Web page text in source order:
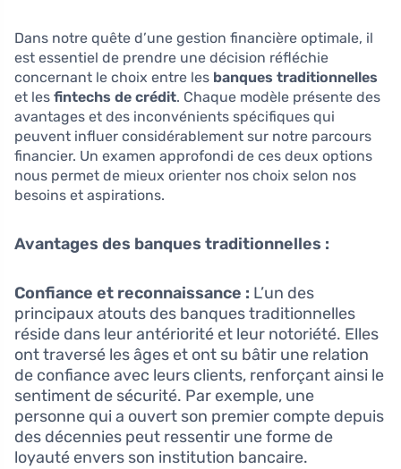
Dans notre quête d’une gestion financière optimale, il
est essentiel de prendre une décision réfléchie
concernant le choix entre les banques traditionnelles
et les fintechs de crédit. Chaque modèle présente des
avantages et des inconvénients spécifiques qui
peuvent influer considérablement sur notre parcours
financier. Un examen approfondi de ces deux options
nous permet de mieux orienter nos choix selon nos
besoins et aspirations.
Avantages des banques traditionnelles :
Confiance et reconnaissance : L’un des
principaux atouts des banques traditionnelles
réside dans leur antériorité et leur notoriété. Elles
ont traversé les âges et ont su bâtir une relation
de confiance avec leurs clients, renforçant ainsi le
sentiment de sécurité. Par exemple, une
personne qui a ouvert son premier compte depuis
des décennies peut ressentir une forme de
loyauté envers son institution bancaire.